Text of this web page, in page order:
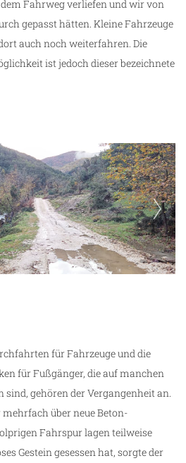
Fahrweg verliefen und wir von
gepasst hätten. Kleine Fahrzeuge
auch noch weiterfahren. Die
ist jedoch dieser bezeichnete
für Fahrzeuge und die
für Fußgänger, die auf manchen
gehören der Vergangenheit an.
über neue Beton-
Fahrspur lagen teilweise
Gestein gesessen hat, sorgte der